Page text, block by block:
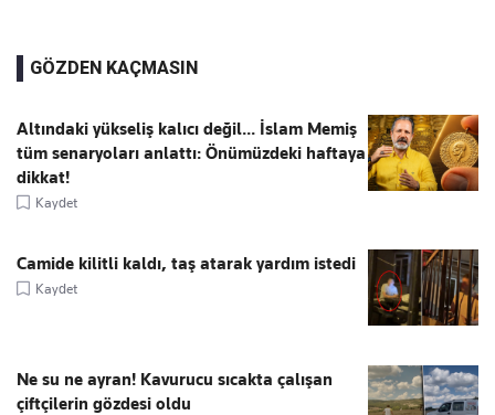
GÖZDEN KAÇMASIN
Altındaki yükseliş kalıcı değil... İslam Memiş
tüm senaryoları anlattı: Önümüzdeki haftaya
dikkat!
Kaydet
Camide kilitli kaldı, taş atarak yardım istedi
Kaydet
Ne su ne ayran! Kavurucu sıcakta çalışan
çiftçilerin gözdesi oldu